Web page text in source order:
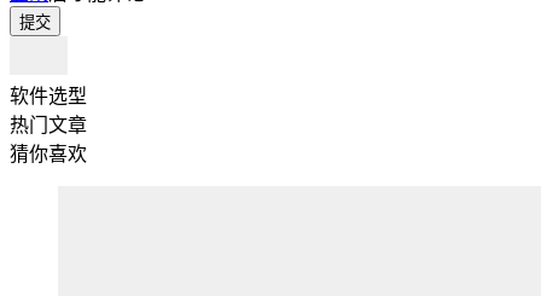
提交
软件选型
热门文章
猜你喜欢